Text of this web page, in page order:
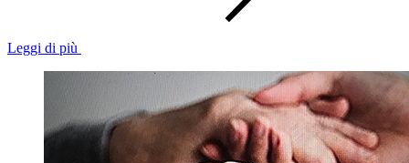
Leggi di più